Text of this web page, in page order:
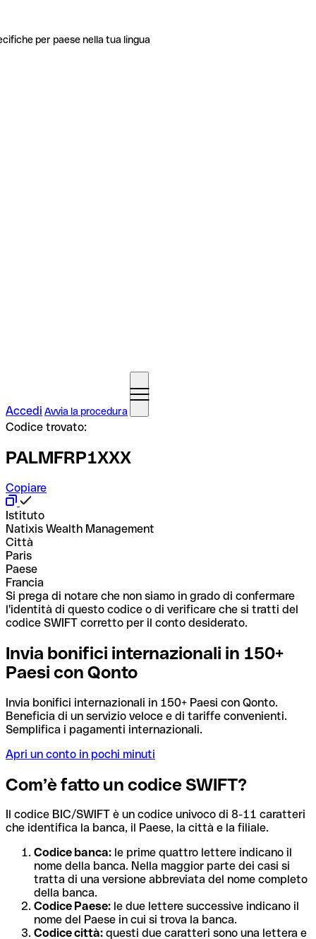
per paese nella tua lingua
Accedi Avvia la procedura
Codice trovato:
PALMFRP1XXX
Copiare
Istituto
Natixis Wealth Management
Città
Paris
Paese
Francia
Si prega di notare che non siamo in grado di confermare
l'identità di questo codice o di verificare che si tratti del
codice SWIFT corretto per il conto desiderato.
Invia bonifici internazionali in 150+
Paesi con Qonto
Invia bonifici internazionali in 150+ Paesi con Qonto.
Beneficia di un servizio veloce e di tariffe convenienti.
Semplifica i pagamenti internazionali.
Apri un conto in pochi minuti
Com’è fatto un codice SWIFT?
Il codice BIC/SWIFT è un codice univoco di 8-11 caratteri
che identifica la banca, il Paese, la città e la filiale.
Codice banca: le prime quattro lettere indicano il
nome della banca. Nella maggior parte dei casi si
tratta di una versione abbreviata del nome completo
della banca.
Codice Paese: le due lettere successive indicano il
nome del Paese in cui si trova la banca.
Codice città: questi due caratteri sono una lettera e